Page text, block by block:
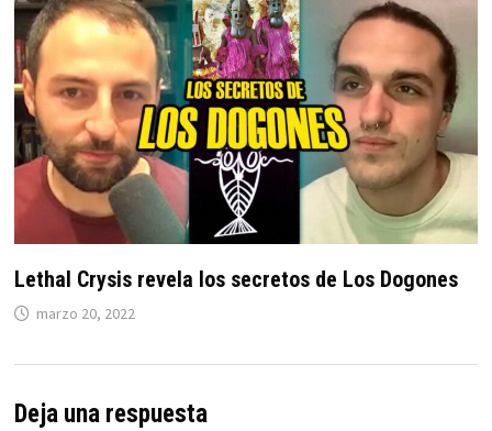
Lethal Crysis revela los secretos de Los Dogones
marzo 20, 2022
Deja una respuesta